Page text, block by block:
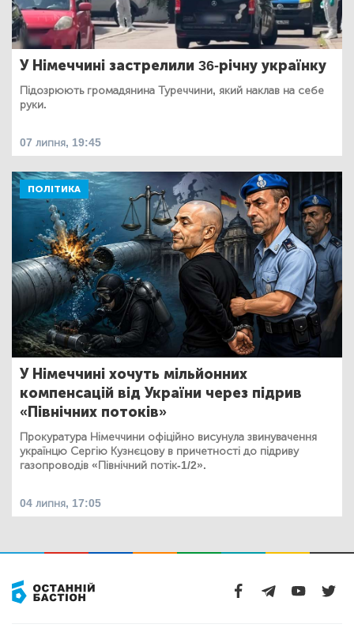
У Німеччині застрелили 36-річну українку
Підозрюють громадянина Туреччини, який наклав на себе
руки.
07 липня, 19:45
ПОЛІТИКА
У Німеччині хочуть мільйонних
компенсацій від України через підрив
«Північних потоків»
Прокуратура Німеччини офіційно висунула звинувачення
українцю Сергію Кузнєцову в причетності до підриву
газопроводів «Північний потік-1/2».
04 липня, 17:05